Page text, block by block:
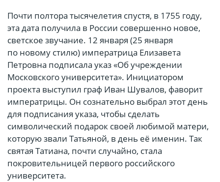
Почти полтора тысячелетия спустя, в 1755 году,
эта дата получила в России совершенно новое,
светское звучание. 12 января (25 января
по новому стилю) императрица Елизавета
Петровна подписала указ «Об учреждении
Московского университета». Инициатором
проекта выступил граф Иван Шувалов, фаворит
императрицы. Он сознательно выбрал этот день
для подписания указа, чтобы сделать
символический подарок своей любимой матери,
которую звали Татьяной, в день её именин. Так
святая Татиана, почти случайно, стала
покровительницей первого российского
университета.